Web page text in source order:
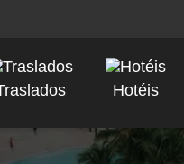
Hotéis